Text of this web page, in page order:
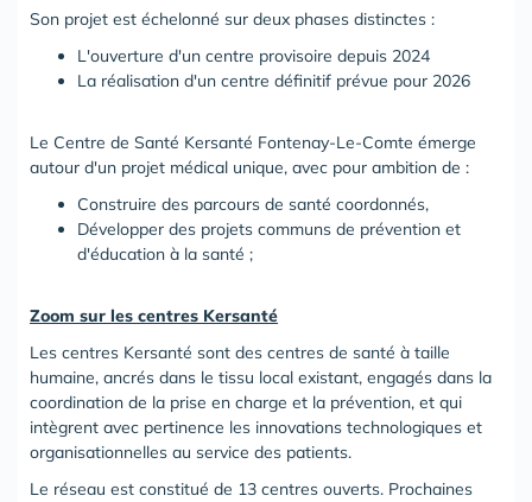
Son projet est échelonné sur deux phases distinctes :
L'ouverture d'un centre provisoire depuis 2024
La réalisation d'un centre définitif prévue pour 2026
Le Centre de Santé Kersanté Fontenay-Le-Comte émerge
autour d'un projet médical unique, avec pour ambition de :
Construire des parcours de santé coordonnés,
Développer des projets communs de prévention et
d'éducation à la santé ;
Zoom sur les centres Kersanté
Les centres Kersanté sont des centres de santé à taille
humaine, ancrés dans le tissu local existant, engagés dans la
coordination de la prise en charge et la prévention, et qui
intègrent avec pertinence les innovations technologiques et
organisationnelles au service des patients.
Le réseau est constitué de 13 centres ouverts. Prochaines